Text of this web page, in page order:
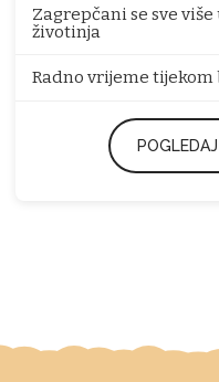
Zagrepčani se sve
životinja
Radno vrijeme